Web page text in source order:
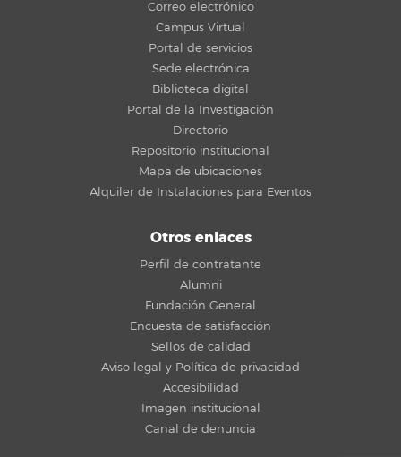
Correo electrónico
Campus Virtual
Portal de servicios
Sede electrónica
Biblioteca digital
Portal de la Investigación
Directorio
Repositorio institucional
Mapa de ubicaciones
Alquiler de Instalaciones para Eventos
Otros enlaces
Perfil de contratante
Alumni
Fundación General
Encuesta de satisfacción
Sellos de calidad
Aviso legal y Política de privacidad
Accesibilidad
Imagen institucional
Canal de denuncia